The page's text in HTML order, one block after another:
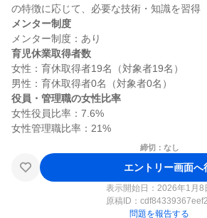
メンター制度
育児休業取得者数
女性：育休取得者19名（対象者19名）
役員・管理職の女性比率
女性役員比率：7.6%
締切：なし
エントリー画面へ
表示開始日：2026年1月8
原稿ID：
問題を報告する